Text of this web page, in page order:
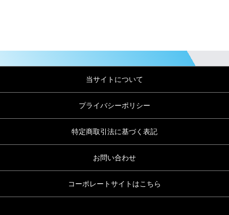
当サイトについて
プライバシーポリシー
特定商取引法に基づく表記
お問い合わせ
コーポレートサイトはこちら